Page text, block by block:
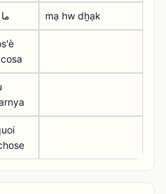
mạ hw dẖạk